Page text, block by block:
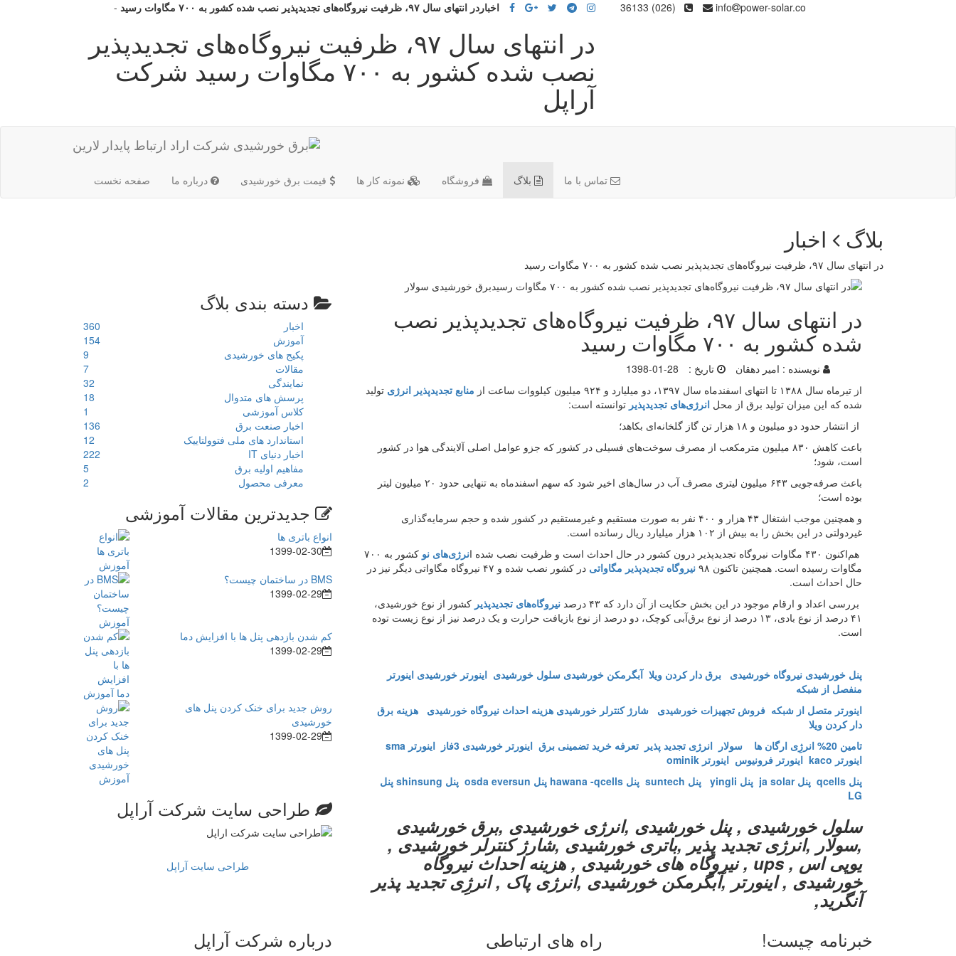
اخباردر انتهای سال ۹۷، ظرفیت نیروگاه‌های تجدیدپذیر نصب شده کشور به ۷۰۰ مگاوات رسید -
در انتهای سال ۹۷، ظرفیت نیروگاه‌های تجدیدپذیر
نصب شده کشور به ۷۰۰ مگاوات رسید شرکت
آراپل
info power-solar.co
(026) 36133
صفحه نخست درباره ما قیمت برق خورشیدی نمونه کار ها فروشگاه بلاگ تماس با ما
بلاگ اخبار
در انتهای سال ۹۷، ظرفیت نیروگاه‌های تجدیدپذیر نصب شده کشور به ۷۰۰ مگاوات رسید
دسته بندی بلاگ
اخبار
360
آموزش
154
پکیج های خورشیدی
9
مقالات
7
نمایندگی
32
پرسش های متدوال
18
کلاس آموزشی
1
اخبار صنعت برق
136
استاندارد های ملی فتوولتاییک
12
اخبار دنیای IT
222
مفاهیم اولیه برق
5
معرفی محصول
2
جدیدترین مقالات آموزشی
انواع باتری ها
1399-02-30
BMS در ساختمان چیست؟
1399-02-29
کم شدن بازدهی پنل ها با افزایش دما
1399-02-29
روش جدید برای خنک کردن پنل های
خورشیدی
1399-02-29
طراحی سایت شرکت آراپل
طراحی سایت آراپل
در انتهای سال ۹۷، ظرفیت نیروگاه‌های تجدیدپذیر نصب
شده کشور به ۷۰۰ مگاوات رسید
نویسنده : امیر دهقان تاریخ :
1398-01-28
از تیرماه سال ۱۳۸۸ تا انتهای اسفندماه سال ۱۳۹۷، دو میلیارد و ۹۲۴ میلیون کیلووات ساعت از
منابع تجدیدپذیر انرژی تولید
شده که این میزان تولید برق از محل انرژی‌های تجدیدپذیر توانسته است:
از انتشار حدود دو میلیون و ۱۸ هزار تن گاز گلخانه‌ای بکاهد؛
باعث کاهش ۸۳۰ میلیون مترمکعب از مصرف سوخت‌های فسیلی در کشور که جزو عوامل اصلی آلایندگی هوا در کشور
است، شود؛
باعث صرفه‌جویی ۶۴۳ میلیون لیتری مصرف آب در سال‌های اخیر شود که سهم اسفندماه به تنهایی حدود ۲۰ میلیون لیتر
بوده است؛
و همچنین موجب اشتغال ۴۳ هزار و ۴۰۰ نفر به صورت مستقیم و غیرمستقیم در کشور شده و حجم سرمایه‌گذاری
غیردولتی در این بخش را به بیش از ۱۰۲ هزار میلیارد ریال رسانده است.
هم‌اکنون ۴۳۰ مگاوات نیروگاه تجدیدپذیر درون کشور در حال احداث است و ظرفیت نصب شده ا
نرژی‌های نو
کشور به ۷۰۰
مگاوات رسیده است. همچنین تاکنون ۹۸
نیروگاه تجدیدپذیر مگاواتی
در کشور نصب شده و ۴۷ نیروگاه مگاواتی دیگر نیز در
حال احداث است.
بررسی اعداد و ارقام موجود در این بخش حکایت از آن دارد که ۴۳ درصد
نیروگاه‌های تجدیدپذیر کشور از نوع خورشیدی،
۴۱ درصد از نوع بادی، ۱۳ درصد از نوع برق‌آبی کوچک، دو درصد از نوع بازیافت حرارت و یک درصد نیز از نوع زیست توده
است.
پنل خورشیدی نیروگاه خورشیدی برق دار کردن ویلا آبگرمکن خورشیدی سلول خورشیدی اینورتر خورشیدی اینورتر
منفصل از شبکه
اینورتر متصل از شبکه فروش تجهیزات خورشیدی شارژ کنترلر خورشیدی هزینه احداث نیروگاه خورشیدی
هزینه برق
دار کردن ویلا
تامین 20% انرژِی ارگان ها
سولار انرژی تجدید پذیر تعرفه خرید تضمینی برق اینورتر خورشیدی 3فاز
اینورتر sma
اینورتر kaco اینورتر فرونیوس
اینورتر ominik
پنل qcells
پنل ja solar پنل yingli پنل suntech پنل hawana -qcells پنل osda eversun پنل shinsung
پنل
LG
سلول خورشیدی , پنل خورشیدی ,انرژی خورشیدی ,برق خورشیدی
,سولار ,انرژی تجدید پذیر ,باتری خورشیدی ,شارژ کنترلر خورشیدی ,
یوپی اس , ups , نیروگاه های خورشیدی , هزینه احداث نیروگاه
خورشیدی , اینورتر ,آبگرمکن خورشیدی ,انرژی پاک , انرژِی تجدید پذیر
آنگرید,
درباره شرکت آراپل راه های ارتباطی خبرنامه چیست!